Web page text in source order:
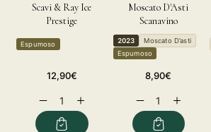
Scavi & Ray Ice
Prestige
Espumoso
Precio
12,90€
Reducir
cantidad
para
Aumentar
cantidad
para
Moscato D'Asti
Scanavino
2023
Moscato D’asti
Espumoso
Precio
8,90€
Reducir
cantidad
para
Aumentar
cantidad
para